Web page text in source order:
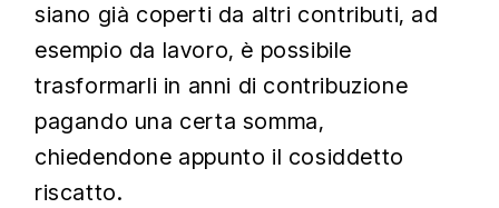
siano già coperti da altri contributi, ad
esempio da lavoro, è possibile
trasformarli in anni di contribuzione
pagando una certa somma,
chiedendone appunto il cosiddetto
riscatto.